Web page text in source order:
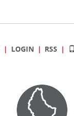
LOGIN RSS